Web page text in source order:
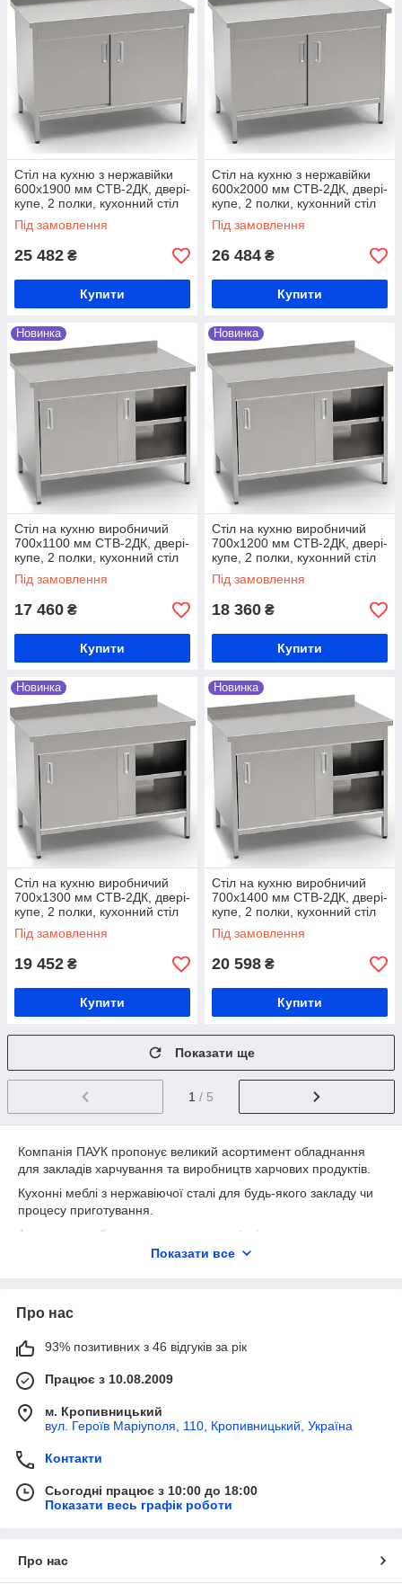
Стіл на кухню з нержавійки
600х1900 мм СТВ-2ДК, двері-
купе, 2 полки, кухонний стіл
виробничий, стіл на кухню з
нержавійки
Під замовлення
25 482 ₴
Купити
Стіл на кухню з нержавійки
600х2000 мм СТВ-2ДК, двері-
купе, 2 полки, кухонний стіл
виробничий, стіл на кухню з
нержавійки
Під замовлення
26 484 ₴
Купити
Новинка
Стіл на кухню виробничий
700х1100 мм СТВ-2ДК, двері-
купе, 2 полки, кухонний стіл
виробничий, стіл на кухню з
нержавійки
Під замовлення
17 460 ₴
Купити
Новинка
Стіл на кухню виробничий
700х1200 мм СТВ-2ДК, двері-
купе, 2 полки, кухонний стіл
виробничий, стіл на кухню з
нержавійки
Під замовлення
18 360 ₴
Купити
Новинка
Стіл на кухню виробничий
700х1300 мм СТВ-2ДК, двері-
купе, 2 полки, кухонний стіл
виробничий, стіл на кухню з
нержавійки
Під замовлення
19 452 ₴
Купити
Новинка
Стіл на кухню виробничий
700х1400 мм СТВ-2ДК, двері-
купе, 2 полки, кухонний стіл
виробничий, стіл на кухню з
нержавійки
Під замовлення
20 598 ₴
Купити
Показати ще
1 / 5
Компанія ПАУК пропонує великий асортимент обладнання
для закладів харчування та виробництв харчових продуктів.
Кухонні меблі з нержавіючої сталі для будь-якого закладу чи
процесу приготування.
Асортимент обладнання для харчової сфери використання:
лінії роздачі(марміти для перших та других страв,
виробничі столи та столи-тумби(зі стільницею, з
виробничі поличкові стелажі(для продуктів, столових
приборів та допоміжного обладнання),
ванни),
стелажі, підставки),
хлібні шафи з піддонами, кондитерські стелажі для
металевих листів та гастроємностей),
підлозі).
Показати все
Про нас
93% позитивних з 46 відгуків за рік
Працює з 10.08.2009
м. Кропивницький
вул. Героїв Маріуполя, 110, Кропивницький, Україна
Контакти
Сьогодні працює з 10:00 до 18:00
Показати весь графік роботи
Про нас